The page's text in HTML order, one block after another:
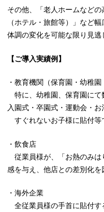
その他、「老人ホームなど
（ホテル・旅館等）」など
体調の変化を可能な限り見逃
【ご導入実績例】
・教育機関（保育園・幼稚園
特に、幼稚園、保育園にて
入園式・卒園式・運動会・
すぐれないお子様に貼付等
・飲食店
従業員様が、「お熱のみは
感を与え、他店との差別化を
・海外企業
全従業員様の手首に貼付す